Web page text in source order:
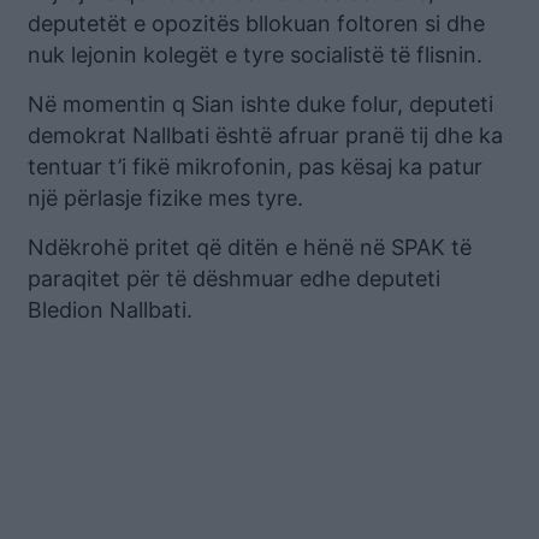
deputetët e opozitës bllokuan foltoren si dhe
nuk lejonin kolegët e tyre socialistë të flisnin.
Në momentin q Sian ishte duke folur, deputeti
demokrat Nallbati është afruar pranë tij dhe ka
tentuar t’i fikë mikrofonin, pas kësaj ka patur
një përlasje fizike mes tyre.
Ndëkrohë pritet që ditën e hënë në SPAK të
paraqitet për të dëshmuar edhe deputeti
Bledion Nallbati.